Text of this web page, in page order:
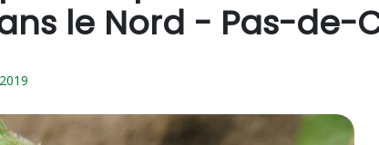
le Nord - Pas-de-